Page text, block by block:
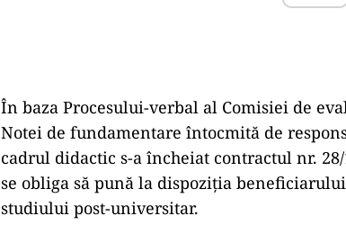
În baza Procesului-verbal al Comisiei de
Notei de fundamentare întocmită de
cadrul didactic s-a încheiat contractul nr.
se obliga să pună la dispoziţia
studiului post-universitar.